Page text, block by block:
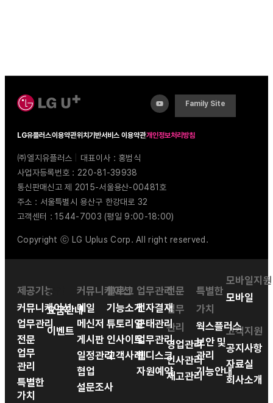
Family Site
LG유플러스이용약관위치기반서비스 이용약관개인정보처리방침
㈜엘지유플러스
대표이사 : 홍범식
사업자등록번호 : 220-81-39938
통신판매신고 제 2015-서울용산-00481호
주소 : 서울특별시 용산구 한강대로 32
고객센터 : 1544-7003 (평일 9:00-18:00)
Copyright ⓒ LG Uplus Corp. All right reserved.
제공기능
커뮤니케이션
업무관리
전문
업무
관리
특별한
가치
공간
요금안내
이벤트
커뮤니케이션
메일
메신저
게시판
일정관리
협업
설문조사
블로그
기능소개
튜토리얼
인사이트
고객사례
업무관리
전자결재
근태관리
업무관리
웹디스크
자원예약
전문
업무
관리
영업관리
인사관리
재고관리
특별한
가치
웍스플러스
보안 및
관리
기능안내
모바일지원
모바일
고객지원
공지사항
자료실
회사소개